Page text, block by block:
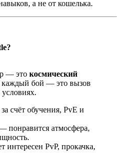
а не от кошелька.
— это космический
каждый бой — это вызов
счёт обучения, PvE и
понравится атмосфера,
интересен PvP, прокачка,